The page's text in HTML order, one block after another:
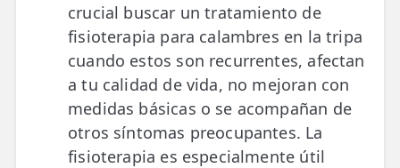
crucial buscar un tratamiento de
fisioterapia para calambres en la tripa
cuando estos son recurrentes, afectan
a tu calidad de vida, no mejoran con
medidas básicas o se acompañan de
otros síntomas preocupantes. La
fisioterapia es especialmente útil